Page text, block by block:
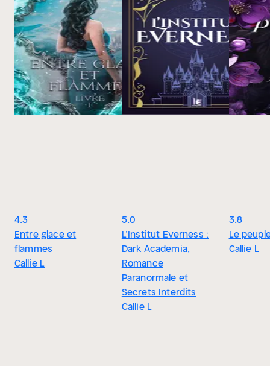
4.3
Entre glace et
flammes
Callie L
5.0
L’Institut Everness :
Dark Academia,
Romance
Paranormale et
Secrets Interdits
Callie L
3.8
Le
Callie L